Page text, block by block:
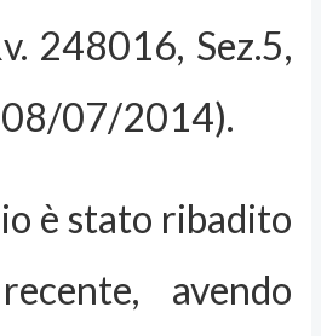
248016, Sez.5,
08/07/2014).
è stato ribadito
avendo